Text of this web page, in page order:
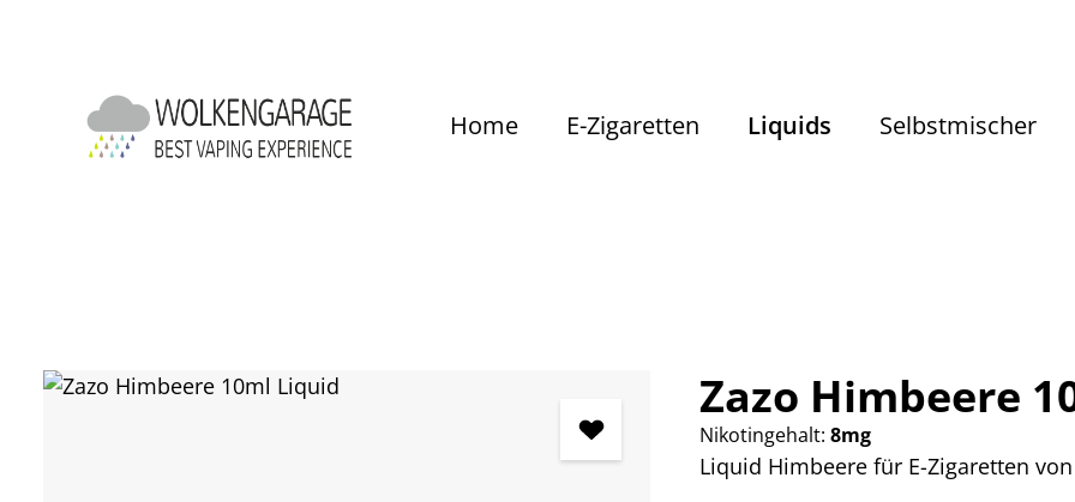
Home E-Zigaretten Liquids Selbstmischer
Bildergalerie überspringen Zazo Himbeere
Nikotingehalt: 8mg
Liquid Himbeere für E-Zigaretten